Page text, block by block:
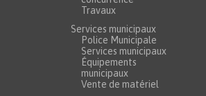
Travaux
Services municipaux
Police Municipale
Services municipaux
Équipements
municipaux
Vente de matériel